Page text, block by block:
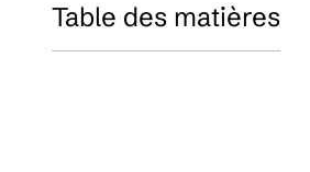
Table des matières